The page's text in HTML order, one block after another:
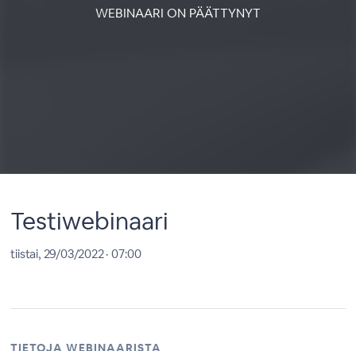
WEBINAARI ON PÄÄTTYNYT
Testiwebinaari
tiistai, 29/03/2022 · 07:00
TIETOJA WEBINAARISTA